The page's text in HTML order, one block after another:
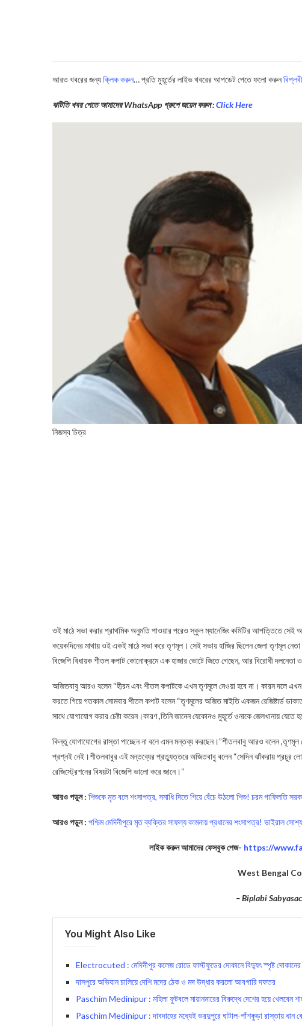
আরও খবরের জন্যক্লিক করুন… প্রতি মুহূর্তের লাইভ খবরের আপডেট পেতে ফলো করুন
ঝটিতি খবর পেতে আমাদের WhatsApp গ্রুপে জয়েন করুন :Click Here
নিজস্ব চিত্র
ওই মাঠে সভা করার প্রাথমিক অনুমতি পাওয়ার পরেও স্কুল ম্যানেজিং কমিটির আপত্তিতে সেই
কয়েকদিনের মাথায় ওই একই মাঠে সভা করে তৃণমূল। সেই সভায় হাজির ছিলেন জেলা তৃণমূল
বিজেপি বিধায়ক শীতল কপাট কোনোক্রমে এক হাজার ভোটে জিতে গেছেন, আর বিরোধী দলনেতা
অজিতবাবু আরও বলেন “হীরন এবং শীতল কপাটকে এখন তৃণমূলে নেওয়া হবে না। কারন দলে
করতে গিয়ে গতকাল সোমবার শীতল কপাট বলেন “তৃণমূলের অজিত মাইতি একজন রেজিষ্টার্ড
সাথে যোগাযোগ করার চেষ্টা করেন।কারণ ,তিনি জানেন যেকোনও মুহূর্তে ওনাকে জেলখানায় যেতে
কিন্তু যোগাযোগের রাস্তা পাচ্ছেন না বলে এমন মন্তব্য করছেন।”শীতলবাবু আরও বলেন
প্রশ্নই নেই।শীতলবাবুর এই মন্তব্যের প্রত্যুত্তরে অজিতবাবু বলেন “সেদিন ঝাঁকরায় প্রচুর
রেজিস্ট্রেশনের বিষয়টা বিজেপি ভালো করে জানে।“
আরও পড়ুন : শিশুকে মৃত বলে শংসাপত্র, সমাধি দিতে গিয়ে বেঁচে উঠলো শিশু! চরম গাফিলতি
আরও পড়ুন : পশ্চিম মেদিনীপুরে মৃত ব্যক্তির সাফল্য কামনায় প্রধানের শংসাপত্র! ভাইরাল
লাইক করুন আমাদের ফেসবুক পেজ- https://
West Bengal
– Biplabi
You Might Also Like
Electrocuted : মেদিনীপুর কলেজ রোডে ফাস্টফুডের দোকানে বিদ্যুৎ স্পৃষ্ট
দাসপুরে অভিযান চালিয়ে দেশি মদের ঠেক ও মদ উদ্ধার করলো আবগারি দফতর
Paschim Medinipur : মহিলা ফুটবলে মায়ানমারের বিরুদ্ধে দেশের হয়ে খেলবেন
Paschim Medinipur : দাবদাহের মধ্যেই ভরদুপুরে ঘাটাল-পাঁশকুড়া রাস্তায় ধান